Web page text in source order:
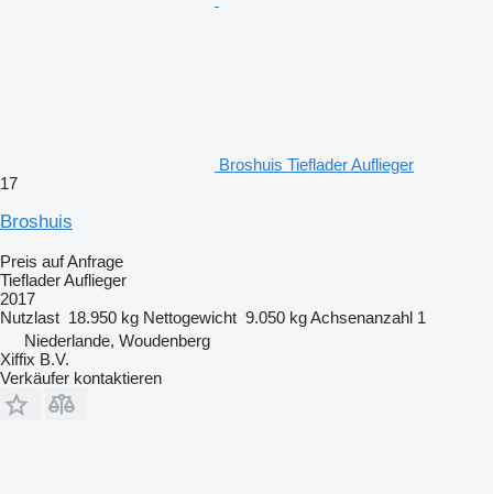
Broshuis Tieflader Auflieger
17
Broshuis
Preis auf Anfrage
Tieflader Auflieger
2017
Nutzlast 18.950 kg Nettogewicht 9.050 kgAchsenanzahl 1
Niederlande, Woudenberg
Xiffix B.V.
Verkäufer kontaktieren